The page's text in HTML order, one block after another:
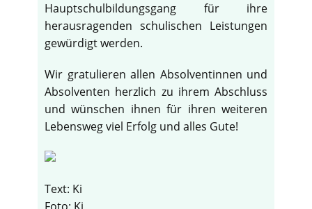
Hauptschulbildungsgang für ihre
herausragenden schulischen Leistungen
gewürdigt werden.
Wir gratulieren allen Absolventinnen und
Absolventen herzlich zu ihrem Abschluss
und wünschen ihnen für ihren weiteren
Lebensweg viel Erfolg und alles Gute!
Text: Ki